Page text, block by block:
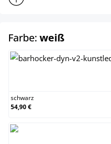
Farbe: weißauswählen
schwarz
54,90 €